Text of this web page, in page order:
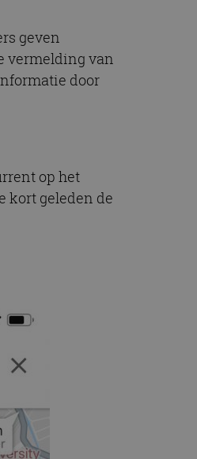
geven
vermelding van
door
op het
kort geleden de